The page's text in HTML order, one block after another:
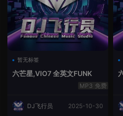
暂无标签
六芒星,VIO7 全英文FUNK
免费
DJ飞行员 2025-10-30